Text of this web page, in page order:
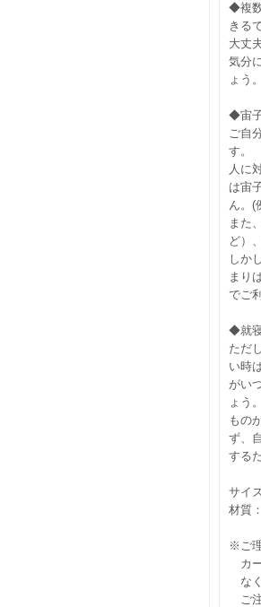
◆複
きる
大丈
気分
ょう。
◆宙子
ご自
す。
人に
は宙
ん。(
また
ど）
しか
まり
でご
◆就寝
ただ
い時
がい
ょう
もの
ず、
する
サイ
材質
※ご
カ
なく
ご